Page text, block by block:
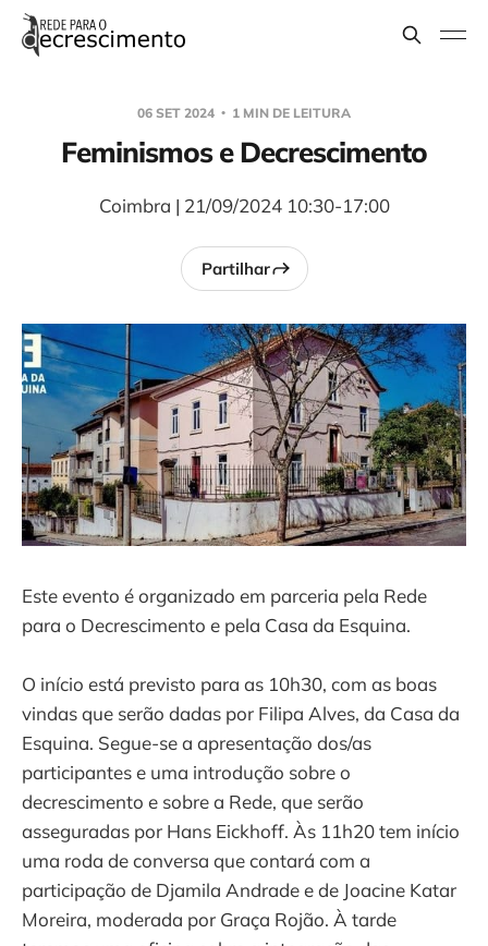
06 SET 2024 1 MIN DE LEITURA
Feminismos e Decrescimento
Coimbra | 21/09/2024 10:30-17:00
Partilhar
Este evento é organizado em parceria pela Rede
para o Decrescimento e pela Casa da Esquina.
O início está previsto para as 10h30, com as boas
vindas que serão dadas por Filipa Alves, da Casa da
Esquina. Segue-se a apresentação dos/as
participantes e uma introdução sobre o
decrescimento e sobre a Rede, que serão
asseguradas por Hans Eickhoff. Às 11h20 tem início
uma roda de conversa que contará com a
participação de Djamila Andrade e de Joacine Katar
Moreira, moderada por Graça Rojão. À tarde